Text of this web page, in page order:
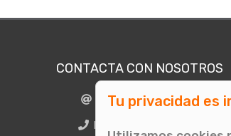
CONTACTA CON NOSOTROS
info@comunicae.com
BCN + 34 931 702 774
Tu privacidad es